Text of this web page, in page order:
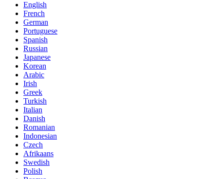
English
French
German
Portuguese
Spanish
Russian
Japanese
Korean
Arabic
Irish
Greek
Turkish
Italian
Danish
Romanian
Indonesian
Czech
Afrikaans
Swedish
Polish